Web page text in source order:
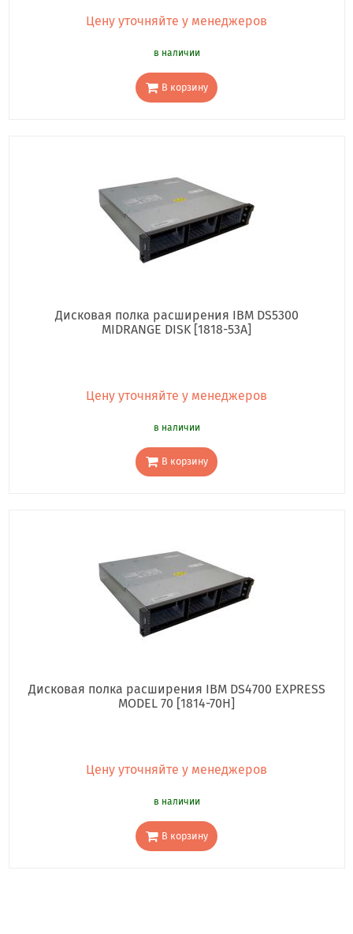
Цену уточняйте у менеджеров
в наличии
В корзину
Дисковая полка расширения IBM DS5300
MIDRANGE DISK [1818-53A]
Цену уточняйте у менеджеров
в наличии
В корзину
Дисковая полка расширения IBM DS4700 EXPRESS
MODEL 70 [1814-70H]
Цену уточняйте у менеджеров
в наличии
В корзину